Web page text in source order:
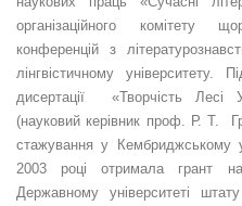
організаційного комітету
конференцій з
лінгвістичному університету.
дисертації «Творчість Лесі
(науковий керівник проф. Р. Т.
стажування у Кембриджському
2003 році отримала грант
Державному університеті